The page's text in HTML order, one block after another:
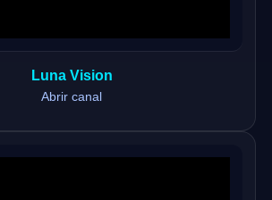
Luna Vision
Abrir canal